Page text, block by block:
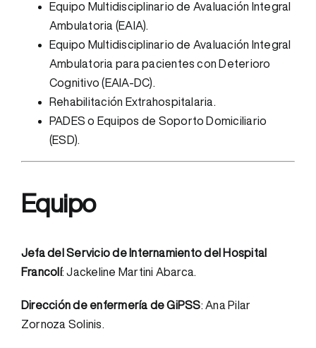
Equipo Multidisciplinario de Avaluación Integral
Ambulatoria (EAIA).
Equipo Multidisciplinario de Avaluación Integral
Ambulatoria para pacientes con Deterioro
Cognitivo (EAIA-DC).
Rehabilitación Extrahospitalaria.
PADES o Equipos de Soporto Domiciliario
(ESD).
Equipo
Jefa del Servicio de Internamiento del Hospital
Francolí: Jackeline Martini Abarca.
Dirección de enfermería de GiPSS: Ana Pilar
Zornoza Solinis.